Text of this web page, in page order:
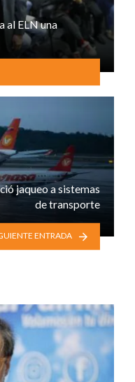
al ELN una
jaqueo a sistemas
de transporte
ENTRADA